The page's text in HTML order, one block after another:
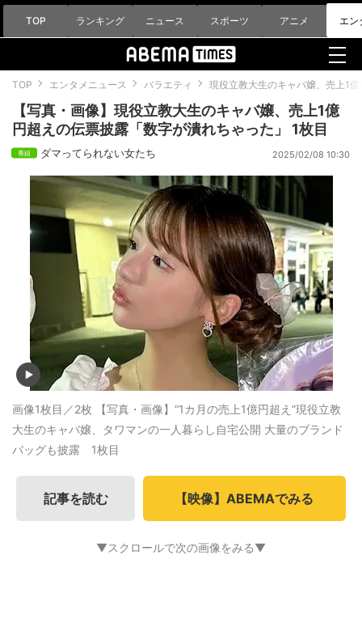
TOP ランキング ニュース スポーツ アニメ エン
TOP エンタメニュース バラエティ 現役立教大生のキャバ嬢、売上1
【写真・画像】現役立教大生のキャバ嬢、売上1億
円超えの伝票披露「数字が潰れちゃった」 1枚目
ダマってられない女たち 2025/02/08 10:30
画像1枚目／2枚 【写真・画像】“1カ月の売上1億円超え”現役立教
大生のキャバ嬢、タワマンの一人暮らし自宅公開 大量のブランド
バッグも披露 1枚目
記事を読む 【映像】ABEMAでみる
▼スクロールで次の画像をみる▼